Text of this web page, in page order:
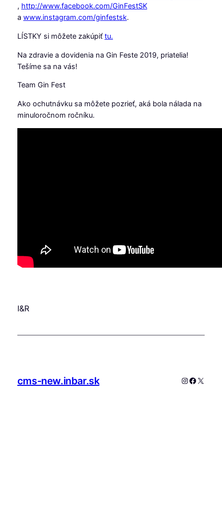
, http://www.facebook.com/GinFestSK
a www.instagram.com/ginfestsk.
LÍSTKY si môžete zakúpiť tu.
Na zdravie a dovidenia na Gin Feste 2019, priatelia!
Tešíme sa na vás!
Team Gin Fest
Ako ochutnávku sa môžete pozrieť, aká bola nálada na
minuloročnom ročníku.
I&R
cms-new.inbar.sk Instagram
X